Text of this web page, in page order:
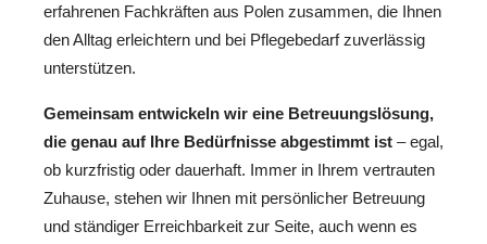
erfahrenen Fachkräften aus Polen zusammen, die Ihnen
den Alltag erleichtern und bei Pflegebedarf zuverlässig
unterstützen.
Gemeinsam entwickeln wir eine Betreuungslösung,
die genau auf Ihre Bedürfnisse abgestimmt ist – egal,
ob kurzfristig oder dauerhaft. Immer in Ihrem vertrauten
Zuhause, stehen wir Ihnen mit persönlicher Betreuung
und ständiger Erreichbarkeit zur Seite, auch wenn es